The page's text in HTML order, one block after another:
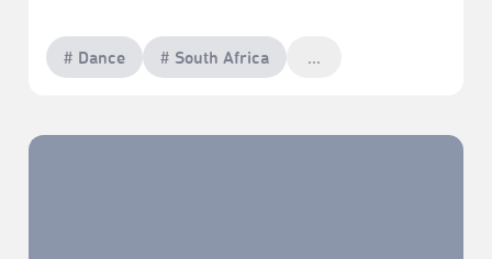
# Dance # South Africa
再靠近一點，你感覺到什麼？林祐如 ╳ 田孝慈